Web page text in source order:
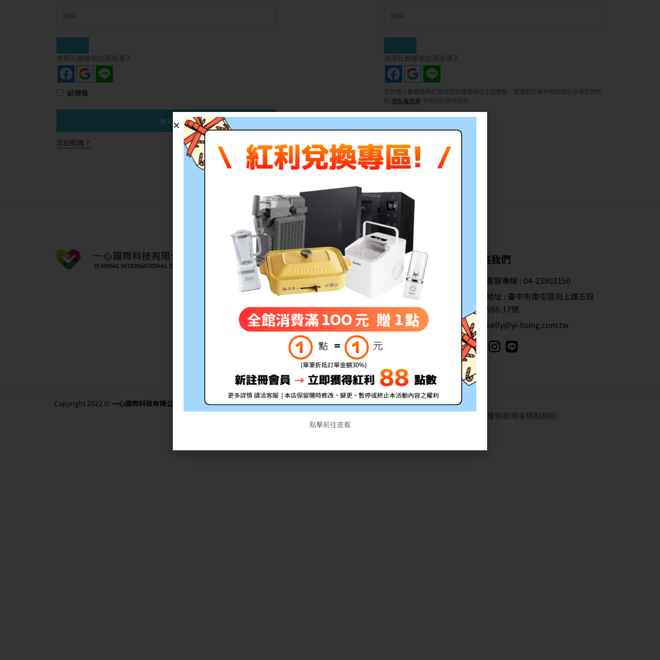
使用社群帳號註冊或登入
記得我
登入
忘記密碼？
使用社群帳號註冊或登入
您的個人數據將用於支持您在整個網站上的體驗、管理對您帳戶的訪問以及用於我們
的 隱私權政策 中所述的其他目的。
註冊
關於我們
付款方式說明
寄送方式說明
售後服務說明
商品
訂單查詢
訂單相關說明
防詐騙宣導資訊
聯絡我們
客服專線 : 04-23803150
地址 : 臺中市南屯區向上路五段
598-17號
kelly@yi-hsing.com.tw
Copyright 2022 © 一心國際科技有限公司 . All rights reserved. Powered by蔚藍海岸夢想設計有限公司.
隱私權條款現金積點規則
點擊前往查看